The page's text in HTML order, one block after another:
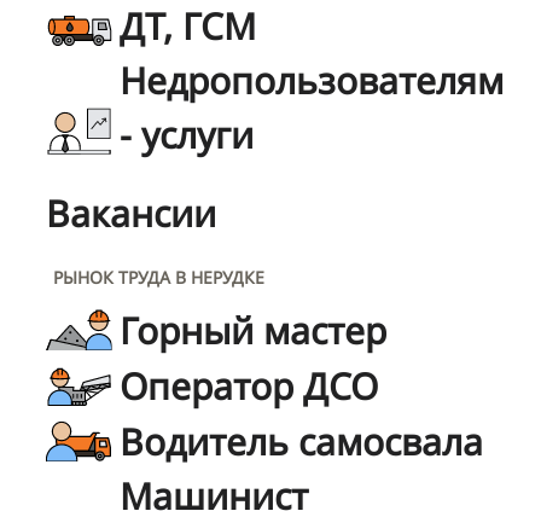
ДТ, ГСМ
Недропользователям
- услуги
Вакансии
РЫНОК ТРУДА В НЕРУДКЕ
Горный мастер
Оператор ДСО
Водитель самосвала
Машинист